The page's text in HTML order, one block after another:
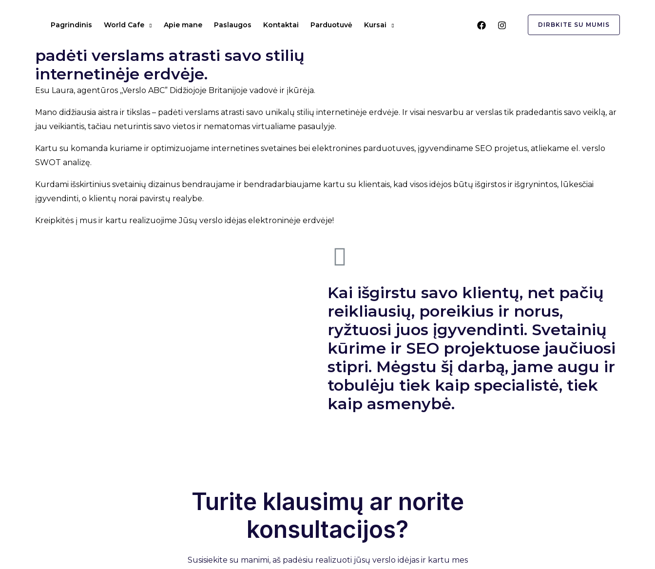
Pagrindinis World Cafe Apie mane Paslaugos Kontaktai Parduotuvė Kursai DIRBKITE SU MUMIS
Apie mane
padėti verslams atrasti savo stilių
internetinėje erdvėje.
Esu Laura, agentūros ,,Verslo ABC” Didžiojoje Britanijoje vadovė ir įkūrėja.
Mano didžiausia aistra ir tikslas – padėti verslams atrasti savo unikalų stilių internetinėje erdvėje. Ir visai nesvarbu ar verslas tik pradedantis savo veiklą, ar
jau veikiantis, tačiau neturintis savo vietos ir nematomas virtualiame pasaulyje.
Kartu su komanda kuriame ir optimizuojame internetines svetaines bei elektronines parduotuves, įgyvendiname SEO projetus, atliekame el. verslo
SWOT analizę.
Kurdami išskirtinius svetainių dizainus bendraujame ir bendradarbiaujame kartu su klientais, kad visos idėjos būtų išgirstos ir išgrynintos, lūkesčiai
įgyvendinti, o klientų norai pavirstų realybe.
Kreipkitės į mus ir kartu realizuojime Jūsų verslo idėjas elektroninėje erdvėje!
Kai išgirstu savo klientų, net pačių
reikliausių, poreikius ir norus,
ryžtuosi juos įgyvendinti. Svetainių
kūrime ir SEO projektuose jaučiuosi
stipri. Mėgstu šį darbą, jame augu ir
tobulėju tiek kaip specialistė, tiek
kaip asmenybė.
Turite klausimų ar norite
konsultacijos?
Susisiekite su manimi, aš padėsiu realizuoti jūsų verslo idėjas ir kartu mes